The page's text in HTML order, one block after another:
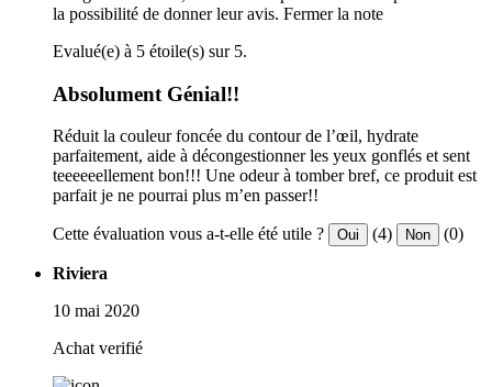
la possibilité de donner leur avis. Fermer la note
Evalué(e) à 5 étoile(s) sur 5.
Absolument Génial!!
Réduit la couleur foncée du contour de l’œil, hydrate
parfaitement, aide à décongestionner les yeux gonflés et sent
teeeeeellement bon!!! Une odeur à tomber bref, ce produit est
parfait je ne pourrai plus m’en passer!!
Cette évaluation vous a-t-elle été utile ? Oui (4) Non (0)
Riviera
10 mai 2020
Achat verifié